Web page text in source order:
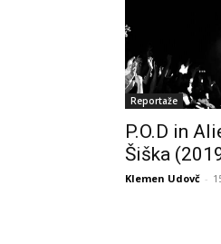
Reportaže
P.O.D in
Šiška
Klemen Udovč -